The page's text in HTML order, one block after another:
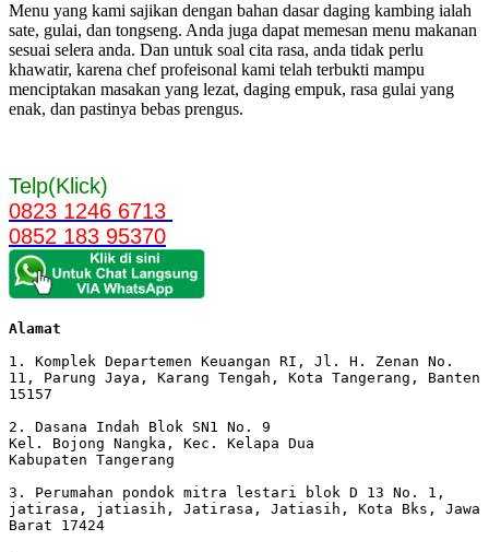
Menu yang kami sajikan dengan bahan dasar daging kambing ialah
sate, gulai, dan tongseng. Anda juga dapat memesan menu makanan
sesuai selera anda. Dan untuk soal cita rasa, anda tidak perlu
khawatir, karena chef profeisonal kami telah terbukti mampu
menciptakan masakan yang lezat, daging empuk, rasa gulai yang
enak, dan pastinya bebas prengus.
Telp(Klick)
0823 1246 6713
0852 183 95370
Alamat
1. Komplek Departemen Keuangan RI, Jl. H. Zenan No.
11, Parung Jaya, Karang Tengah, Kota Tangerang, Banten
15157
2. Dasana Indah Blok SN1 No. 9
Kel. Bojong Nangka, Kec. Kelapa Dua
Kabupaten Tangerang
3. Perumahan pondok mitra lestari blok D 13 No. 1,
jatirasa, jatiasih, Jatirasa, Jatiasih, Kota Bks, Jawa
Barat 17424